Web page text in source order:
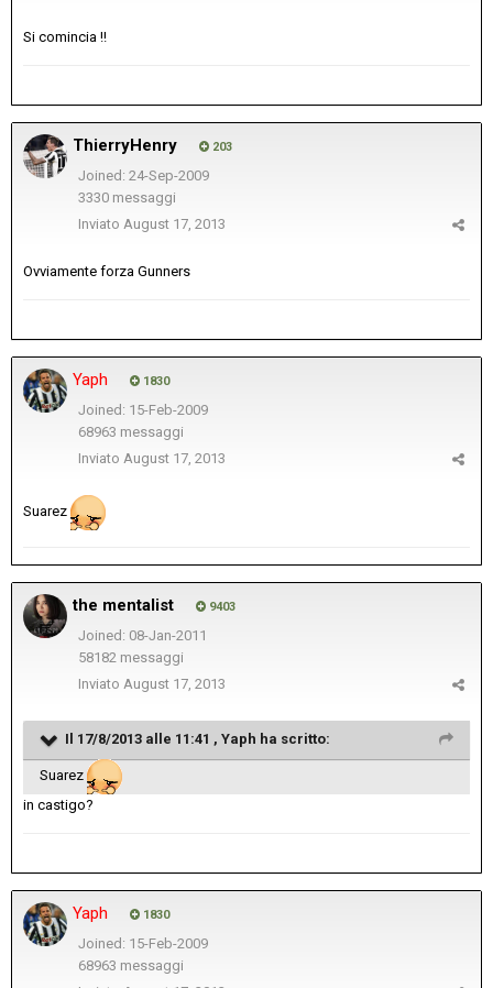
Si comincia !!
ThierryHenry 203
Joined: 24-Sep-2009
3330 messaggi
Inviato August 17, 2013
Ovviamente forza Gunners
Yaph 1830
Joined: 15-Feb-2009
68963 messaggi
Inviato August 17, 2013
Suarez
the mentalist 9403
Joined: 08-Jan-2011
58182 messaggi
Inviato August 17, 2013
Il 17/8/2013 alle 11:41 , Yaph ha scritto:
Suarez
in castigo?
Yaph 1830
Joined: 15-Feb-2009
68963 messaggi